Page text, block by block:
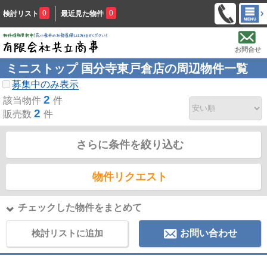
検討リスト 0 最近見た物件 0
お問合せ
ミニストップ 国分寺東戸倉店の周辺物件一覧
募集中のみ表示
該当物件 2 件
販売数 2 件
さらに条件を絞り込む
物件リクエスト
チェックした物件をまとめて
検討リストに追加 お問い合わせ